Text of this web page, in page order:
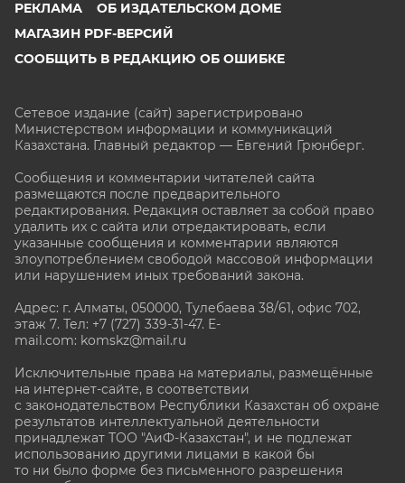
РЕКЛАМА
ОБ ИЗДАТЕЛЬСКОМ ДОМЕ
МАГАЗИН PDF-ВЕРСИЙ
СООБЩИТЬ В РЕДАКЦИЮ ОБ ОШИБКЕ
Сетевое издание (сайт) зарегистрировано
Министерством информации и коммуникаций
Казахстана. Главный редактор — Евгений Грюнберг.
Сообщения и комментарии читателей сайта
размещаются после предварительного
редактирования. Редакция оставляет за собой право
удалить их с сайта или отредактировать, если
указанные сообщения и комментарии являются
злоупотреблением свободой массовой информации
или нарушением иных требований закона.
Адрес: г. Алматы, 050000, Тулебаева 38/61, офис 702,
этаж 7. Тел: +7 (727) 339-31-47. E-
mail.com: komskz@mail.ru
Исключительные права на материалы, размещённые
на интернет-сайте, в соответствии
с законодательством Республики Казахстан об охране
результатов интеллектуальной деятельности
принадлежат ТОО "АиФ-Казахстан", и не подлежат
использованию другими лицами в какой бы
то ни было форме без письменного разрешения